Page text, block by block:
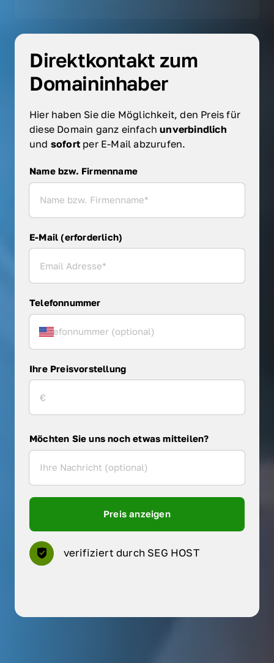
Direktkontakt zum
Domaininhaber
Hier haben Sie die Möglichkeit, den Preis für
diese Domain ganz einfach
und sofort per E-Mail abzurufen.
Name bzw. Firmenname
Name bzw. Firmenname
E-Mail (erforderlich)
Telefonnummer
Ihre Preisvorstellung
Möchten Sie uns noch etwas mitteilen?
Preis anzeigen
verifiziert durch SEG HOST